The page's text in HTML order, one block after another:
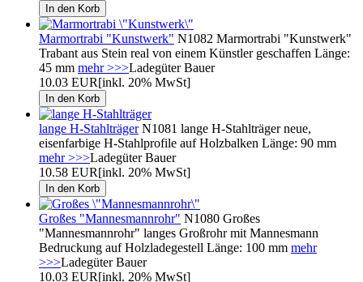
Marmortrabi "Kunstwerk" N1082 Marmortrabi "Kunstwerk"
Trabant aus Stein real von einem Künstler geschaffen Länge:
45 mm mehr >>>Ladegüter Bauer
10.03 EUR[inkl. 20% MwSt]
lange H-StahlträgerN1081 lange H-Stahlträger neue,
eisenfarbige H-Stahlprofile auf Holzbalken Länge: 90 mm
mehr >>>Ladegüter Bauer
10.58 EUR[inkl. 20% MwSt]
Großes "Mannesmannrohr" N1080 Großes
"Mannesmannrohr" langes Großrohr mit Mannesmann
Bedruckung auf Holzladegestell Länge: 100 mm mehr
>>>Ladegüter Bauer
10.03 EUR[inkl. 20% MwSt]